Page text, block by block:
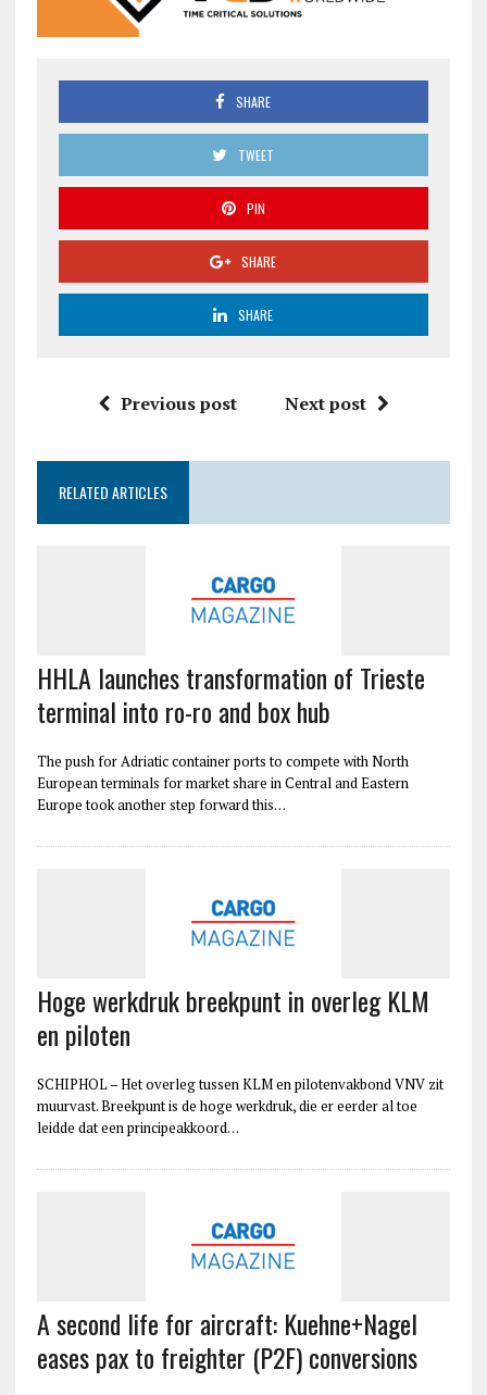
SHARE
TWEET
PIN
SHARE
SHARE
Previous post Next post
RELATED ARTICLES
HHLA launches transformation of Trieste
terminal into ro-ro and box hub
The push for Adriatic container ports to compete with North
European terminals for market share in Central and Eastern
Europe took another step forward this…
Hoge werkdruk breekpunt in overleg KLM
en piloten
SCHIPHOL – Het overleg tussen KLM en pilotenvakbond VNV zit
muurvast. Breekpunt is de hoge werkdruk, die er eerder al toe
leidde dat een principeakkoord…
A second life for aircraft: Kuehne+Nagel
eases pax to freighter (P2F) conversions